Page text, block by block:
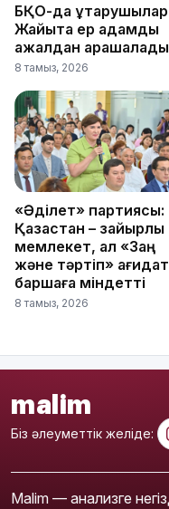
БҚО-да құтқарушылар
Жайықта ер адамды
ажалдан арашалады
8 тамыз, 2026
«Әділет» партиясы:
Қазақстан – зайырлы
мемлекет, ал «Заң
және тәртіп»
баршаға міндетті
8 тамыз, 2026
malim
Біз әлеуметтік желіде:
Malim — анализге